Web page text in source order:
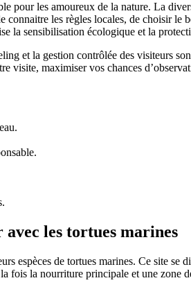
les amoureux de la nature. La
les règles locales, de choisir
la sensibilisation écologique et la
et la gestion contrôlée des visiteurs
maximiser vos chances
les tortues marines
espèces de tortues marines. Ce site se
fois la nourriture principale et une